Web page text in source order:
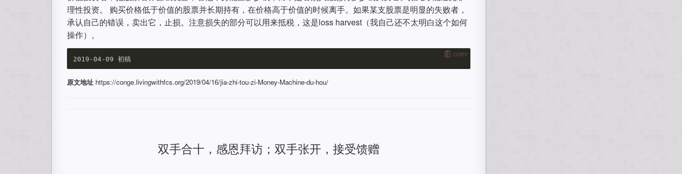
理性投资。 购买价格低于价值的股票并长期持有，在价格高于价值的时候离手。如果某支股票是明显的失败者，
承认自己的错误，卖出它，止损。注意损失的部分可以用来抵税，这是loss harvest（我自己还不太明白这个如何
操作）。
COPY
原文地址 https://conge.livingwithfcs.org/2019/04/16/jia-zhi-tou-zi-Money-Machine-du-hou/
双手合十，感恩拜访；双手张开，接受馈赠